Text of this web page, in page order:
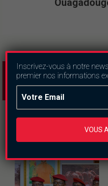
Articles du même
Inscrivez-vous à notre
premier nos informations
VOUS